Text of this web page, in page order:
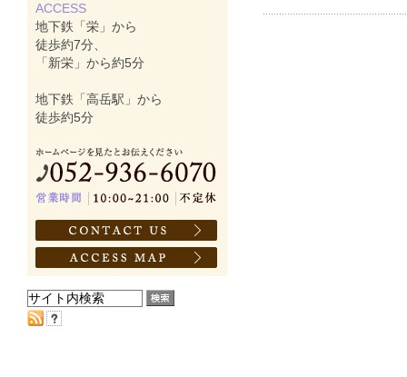
ACCESS
地下鉄「栄」から
徒歩約7分、
「新栄」から約5分
地下鉄「高岳駅」から
徒歩約5分